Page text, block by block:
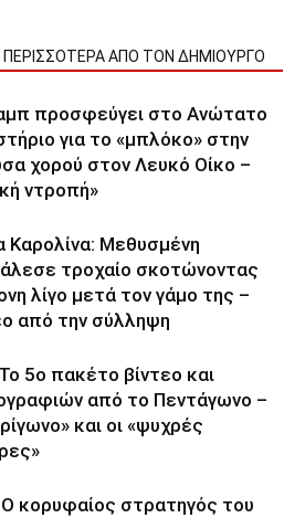
ΠΕΡΙΣΣΟΤΕΡΑ ΑΠΟ ΤΟΝ ΔΗΜΙΟΥΡΓΟ
προσφεύγει στο Ανώτατο
για το «μπλόκο» στην
χορού στον Λευκό Οίκο –
ντροπή»
Καρολίνα: Μεθυσμένη
τροχαίο σκοτώνοντας
λίγο μετά τον γάμο της –
από την σύλληψη
5ο πακέτο βίντεο και
από το Πεντάγωνο –
και οι «ψυχρές
Ο κορυφαίος στρατηγός του